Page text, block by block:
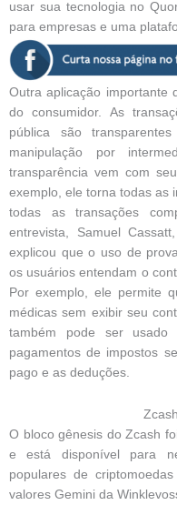
usar sua tecnologia no
para empresas e uma
Outra aplicação importante
do consumidor. As
pública são
manipulação por
transparência vem com
exemplo, ele torna todas as
todas as transações
entrevista, Samuel
explicou que o uso de
os usuários entendam o
Por exemplo, ele permite
médicas sem exibir seu
também pode ser
pagamentos de impostos
pago e as deduções.
O bloco gênesis do Zcash
e está disponível para
populares de
valores Gemini da